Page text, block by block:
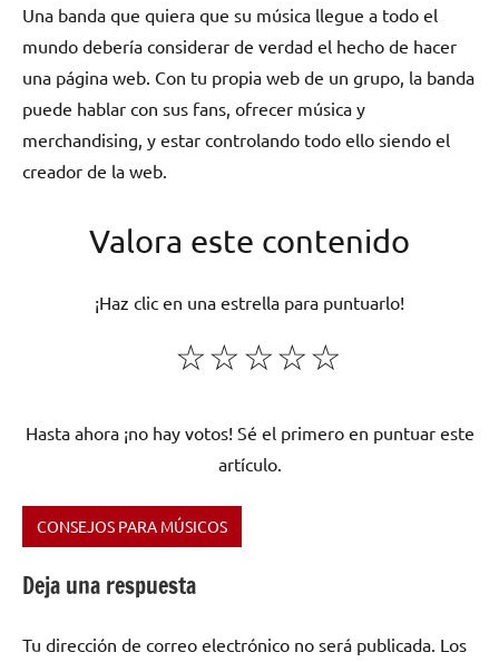
Una banda que quiera que su música llegue a todo el
mundo debería considerar de verdad el hecho de hacer
una página web. Con tu propia web de un grupo, la banda
puede hablar con sus fans, ofrecer música y
merchandising, y estar controlando todo ello siendo el
creador de la web.
Valora este contenido
¡Haz clic en una estrella para puntuarlo!
☆
☆
☆
☆
☆
Hasta ahora ¡no hay votos! Sé el primero en puntuar este
artículo.
banda ,
fans,
CONSEJOS PARA MÚSICOS
Deja una respuesta
Tu dirección de correo electrónico no será publicada. Los